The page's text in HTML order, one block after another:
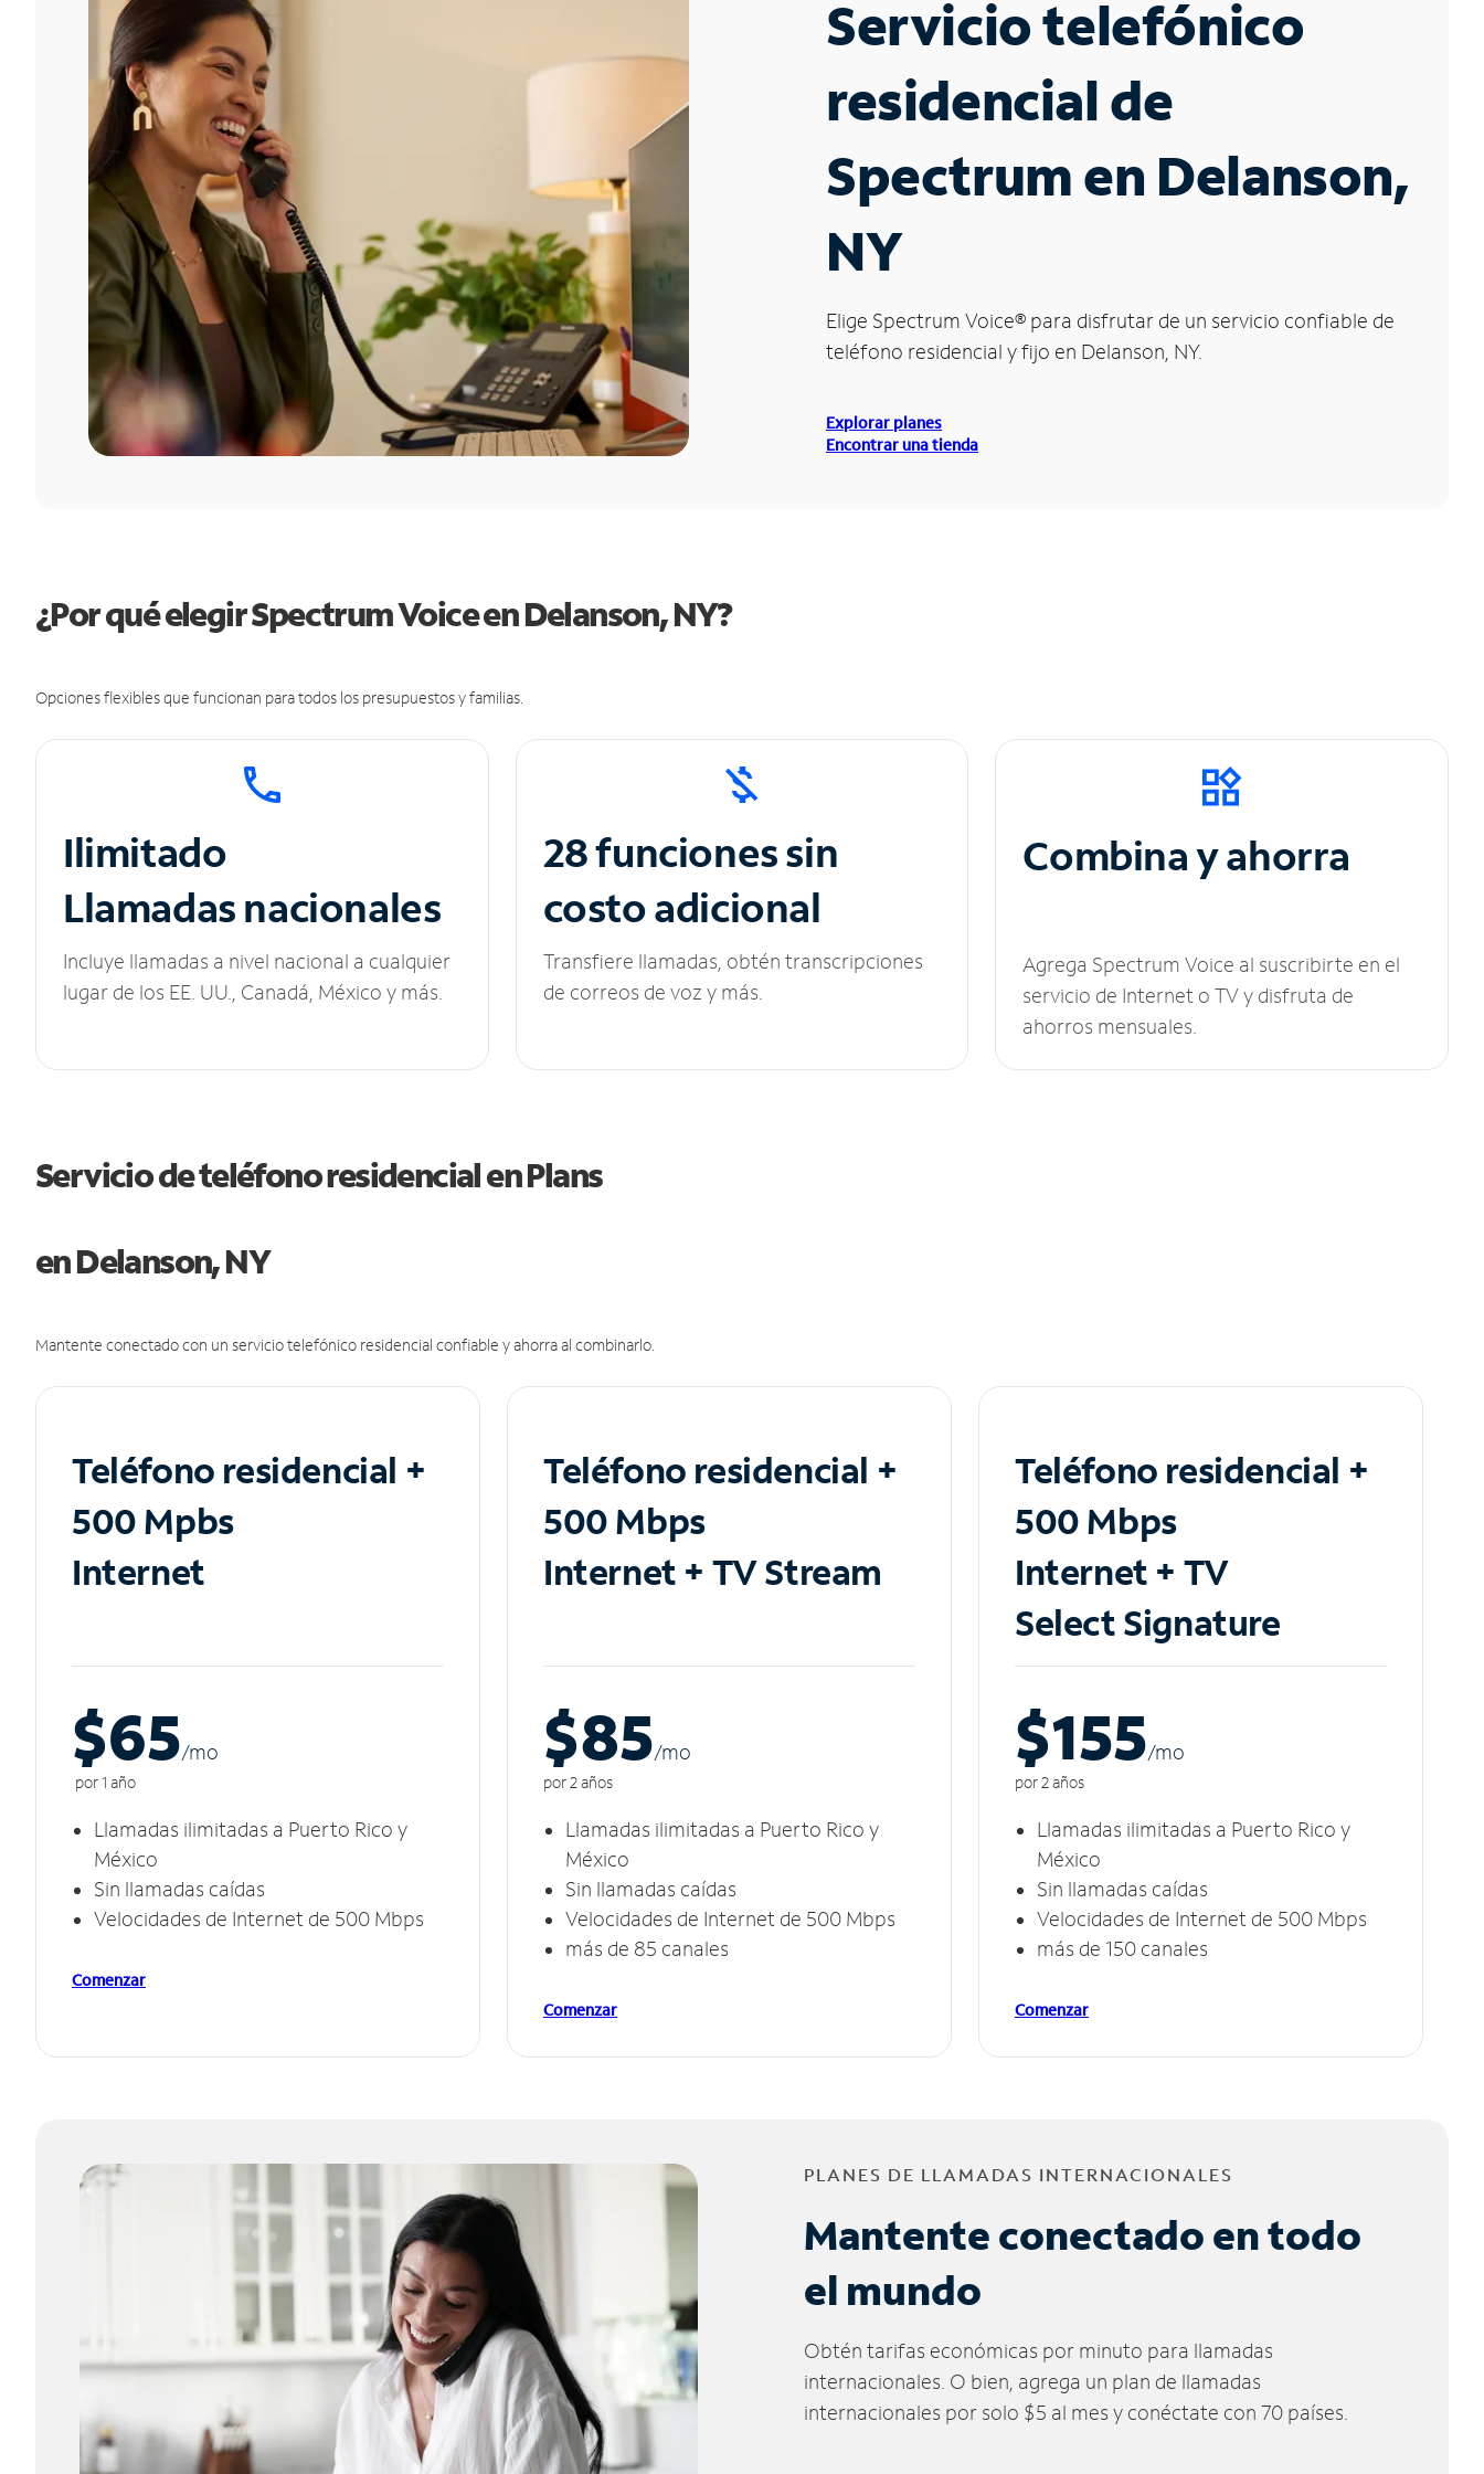
Servicio telefónico
residencial de
Spectrum en Delanson,
NY
Elige Spectrum Voice® para disfrutar de un servicio confiable de
teléfono residencial y fijo en Delanson, NY.
Explorar planes
Encontrar una tienda
¿Por qué elegir Spectrum Voice en Delanson, NY?
Opciones flexibles que funcionan para todos los presupuestos y familias.
Ilimitado
Llamadas nacionales
Incluye llamadas a nivel nacional a cualquier
lugar de los EE. UU., Canadá, México y más.
28 funciones sin
costo adicional
Transfiere llamadas, obtén transcripciones
de correos de voz y más.
Combina y ahorra
Agrega Spectrum Voice al suscribirte en el
servicio de Internet o TV y disfruta de
ahorros mensuales.
Servicio de teléfono residencial en Plans
en Delanson, NY
Mantente conectado con un servicio telefónico residencial confiable y ahorra al combinarlo.
Teléfono residencial +
500 Mpbs
Internet
$65/mo
por 1 año
Llamadas ilimitadas a Puerto Rico y
México
Sin llamadas caídas
Velocidades de Internet de 500 Mbps
Comenzar
Teléfono residencial +
500 Mbps
Internet + TV Stream
$85/mo
por 2 años
Llamadas ilimitadas a Puerto Rico y
México
Sin llamadas caídas
Velocidades de Internet de 500 Mbps
más de 85 canales
Comenzar
Teléfono residencial +
500 Mbps
Internet + TV
Select Signature
$155/mo
por 2 años
Llamadas ilimitadas a Puerto Rico y
México
Sin llamadas caídas
Velocidades de Internet de 500 Mbps
más de 150 canales
Comenzar
PLANES DE LLAMADAS INTERNACIONALES
Mantente conectado en todo
el mundo
Obtén tarifas económicas por minuto para llamadas
internacionales. O bien, agrega un plan de llamadas
internacionales por solo $5 al mes y conéctate con 70 países.